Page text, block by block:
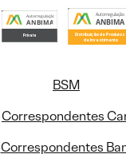
BSM
Correspondentes
Correspondentes